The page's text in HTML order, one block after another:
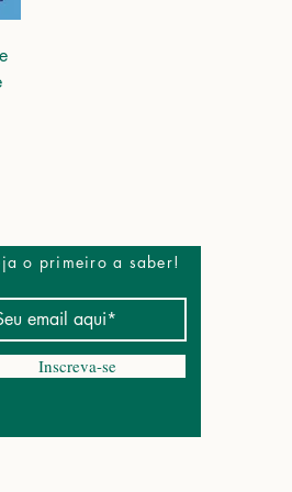
o primeiro a saber!
Inscreva-se